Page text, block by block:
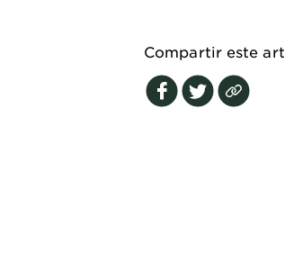
Compartir este